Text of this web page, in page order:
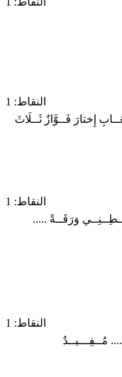
النقاط: 1
إِختارَ فَــوَّازٌ ثَــلَاثَ
النقاط: 1
وَرَقَــةً .....
النقاط: 1
مُــفِـــيــدٌ